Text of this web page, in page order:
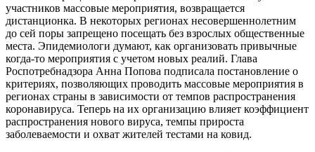
участников массовые мероприятия, возвращается
дистанционка. В некоторых регионах несовершеннолетним
до сей поры запрещено посещать без взрослых общественные
места. Эпидемиологи думают, как организовать привычные
когда-то мероприятия с учетом новых реалий. Глава
Роспотребнадзора Анна Попова подписала постановление о
критериях, позволяющих проводить массовые мероприятия в
регионах страны в зависимости от темпов распространения
коронавируса. Теперь на их организацию влияет коэффициент
распространения нового вируса, темпы прироста
заболеваемости и охват жителей тестами на ковид.